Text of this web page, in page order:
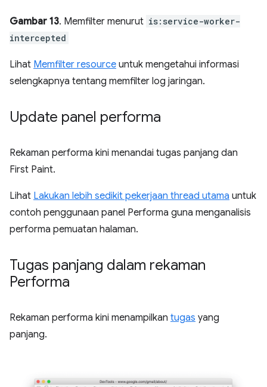
Gambar 13. Memfilter menurut is:service-worker-
intercepted
Lihat Memfilter resource untuk mengetahui informasi
selengkapnya tentang memfilter log jaringan.
Update panel performa
Rekaman performa kini menandai tugas panjang dan
First Paint.
Lihat Lakukan lebih sedikit pekerjaan thread utama untuk
contoh penggunaan panel Performa guna menganalisis
performa pemuatan halaman.
Tugas panjang dalam rekaman
Performa
Rekaman performa kini menampilkan tugas yang
panjang.